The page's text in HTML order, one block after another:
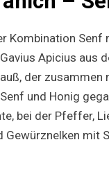
Kombination Senf
Apicius aus
der
und Honig
bei der Pfeffer,
mit